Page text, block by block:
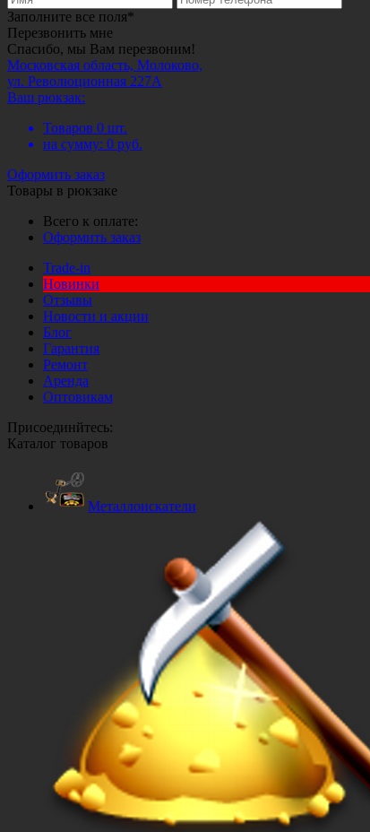
Заполните все поля*
Перезвонить мне
Спасибо, мы Вам перезвоним!
Московская область, Молоково,
ул. Революционная 227А
Ваш рюкзак:
Товаров 0 шт.
на сумму: 0 руб.
Оформить заказ
Товары в рюкзаке
Всего к оплате:
Оформить заказ
Trade-in
Новинки
Отзывы
Новости и акции
Блог
Гарантия
Ремонт
Аренда
Оптовикам
Присоединйтесь:
Каталог товаров
Металлоискатели